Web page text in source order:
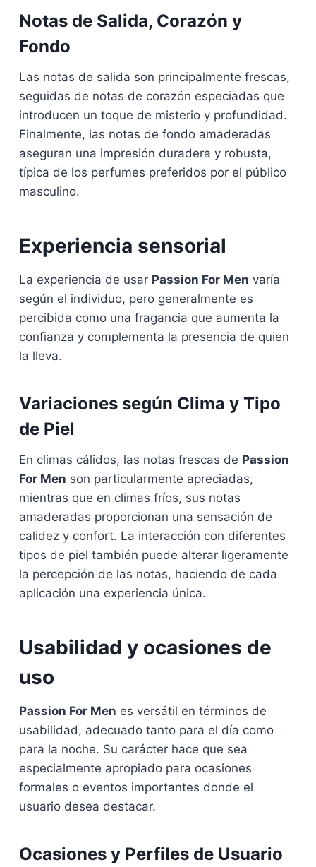
Notas de Salida, Corazón y
Fondo
Las notas de salida son principalmente frescas,
seguidas de notas de corazón especiadas que
introducen un toque de misterio y profundidad.
Finalmente, las notas de fondo amaderadas
aseguran una impresión duradera y robusta,
típica de los perfumes preferidos por el público
masculino.
Experiencia sensorial
La experiencia de usar Passion For Men varía
según el individuo, pero generalmente es
percibida como una fragancia que aumenta la
confianza y complementa la presencia de quien
la lleva.
Variaciones según Clima y Tipo
de Piel
En climas cálidos, las notas frescas de Passion
For Men son particularmente apreciadas,
mientras que en climas fríos, sus notas
amaderadas proporcionan una sensación de
calidez y confort. La interacción con diferentes
tipos de piel también puede alterar ligeramente
la percepción de las notas, haciendo de cada
aplicación una experiencia única.
Usabilidad y ocasiones de
uso
Passion For Men es versátil en términos de
usabilidad, adecuado tanto para el día como
para la noche. Su carácter hace que sea
especialmente apropiado para ocasiones
formales o eventos importantes donde el
usuario desea destacar.
Ocasiones y Perfiles de Usuario